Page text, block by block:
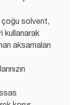
çoğu solvent,
kullanarak
aksamaları